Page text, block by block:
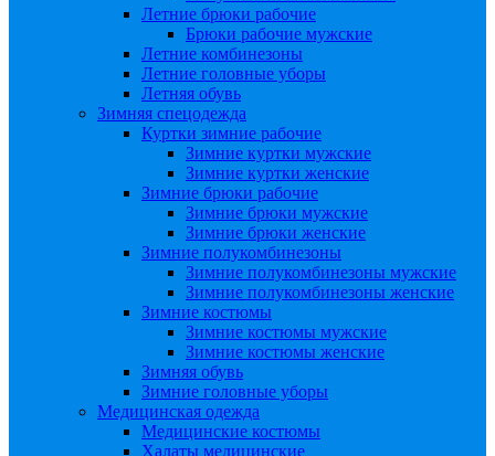
Летние брюки рабочие
Брюки рабочие мужские
Летние комбинезоны
Летние головные уборы
Летняя обувь
Зимняя спецодежда
Куртки зимние рабочие
Зимние куртки мужские
Зимние куртки женские
Зимние брюки рабочие
Зимние брюки мужские
Зимние брюки женские
Зимние полукомбинезоны
Зимние полукомбинезоны мужские
Зимние полукомбинезоны женские
Зимние костюмы
Зимние костюмы мужские
Зимние костюмы женские
Зимняя обувь
Зимние головные уборы
Медицинская одежда
Медицинские костюмы
Халаты медицинские